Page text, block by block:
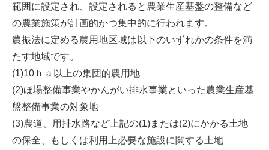
範囲に設定され、設定されると農業生産基盤の整備など
の農業施策が計画的かつ集中的に行われます。
農振法に定める農用地区域は以下のいずれかの条件を満
たす地域です。
(1)10ｈａ以上の集団的農用地
(2)ほ場整備事業やかんがい排水事業といった農業生産基
盤整備事業の対象地
(3)農道、用排水路など上記の(1)または(2)にかかる土地
の保全、もしくは利用上必要な施設に関する土地